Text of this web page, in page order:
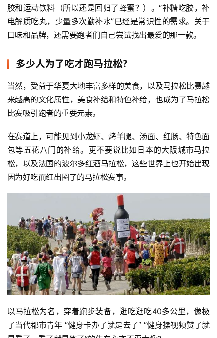
胶和运动饮料（所以还是回归了蜂蜜？）。“补糖吃胶，补
电解质吃丸，少量多次勤补水”已经是常识性的需求。关于
口味和品牌，还需要跑者们自己尝试找出最爱的那一款。
多少人为了吃才跑马拉松？
当然，受益于华夏大地丰富多样的美食，以及马拉松比赛越
来越高的文化属性，美食补给和特色补给，也成为了马拉松
比赛吸引跑者的重要元素。
在赛道上，可能见到小龙虾、烤羊腿、汤面、红肠、特色面
包等五花八门的补给。更不要说比如日本的大阪城市马拉
松，以及法国的波尔多红酒马拉松，这些世界上也开始出现
因为好吃而红出圈了的马拉松赛事。
以马拉松为名，穿着跑步装备，逛吃逛吃40多公里，像极
了当代都市青年 “健身卡办了就是去了” “健身操视频赞了就